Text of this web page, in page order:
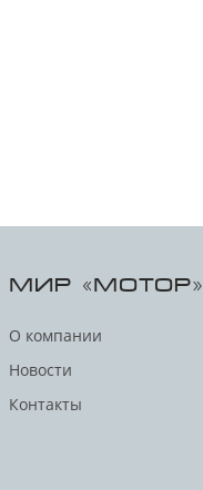
МИР «МОТОР»
О компании
Новости
Контакты